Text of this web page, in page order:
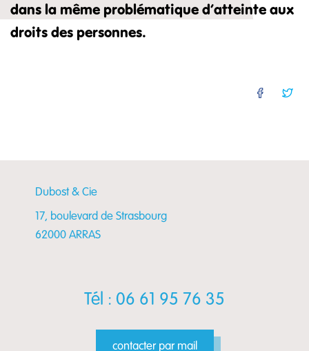
dans la même problématique d’atteinte aux
droits des personnes.
Dubost & Cie
17, boulevard de Strasbourg
62000 ARRAS
Tél : 06 61 95 76 35
contacter par mail